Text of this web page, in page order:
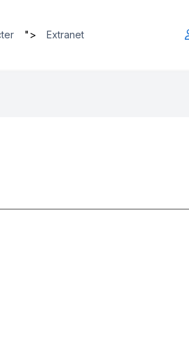
"> Extranet